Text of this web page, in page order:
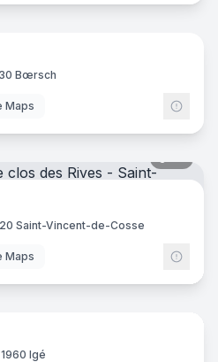
25
Bœrsch
Maps
Saint-Vincent-de-Cosse
Maps
49
Igé